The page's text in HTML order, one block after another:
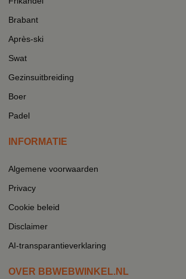
Brabant
Après-ski
Swat
Gezinsuitbreiding
Boer
Padel
INFORMATIE
Algemene voorwaarden
Privacy
Cookie beleid
Disclaimer
AI-transparantieverklaring
OVER BBWEBWINKEL.NL